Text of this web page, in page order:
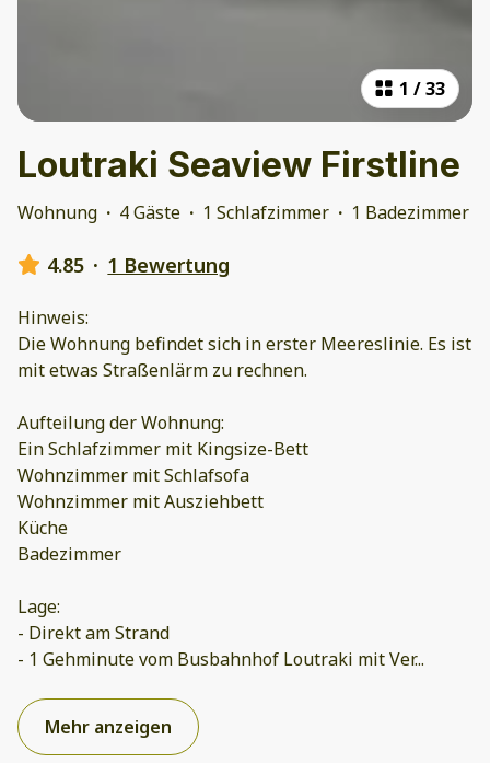
1 /33
Loutraki Seaview Firstline
Wohnung · 4 Gäste · 1 Schlafzimmer · 1 Badezimmer
4.85 · 1 Bewertung
Hinweis:
Die Wohnung befindet sich in erster Meereslinie. Es ist
mit etwas Straßenlärm zu rechnen.
Aufteilung der Wohnung:
Ein Schlafzimmer mit Kingsize-Bett
Wohnzimmer mit Schlafsofa
Wohnzimmer mit Ausziehbett
Küche
Badezimmer
Lage:
- Direkt am Strand
- 1 Gehminute vom Busbahnhof Loutraki mit Ver...
Mehr anzeigen